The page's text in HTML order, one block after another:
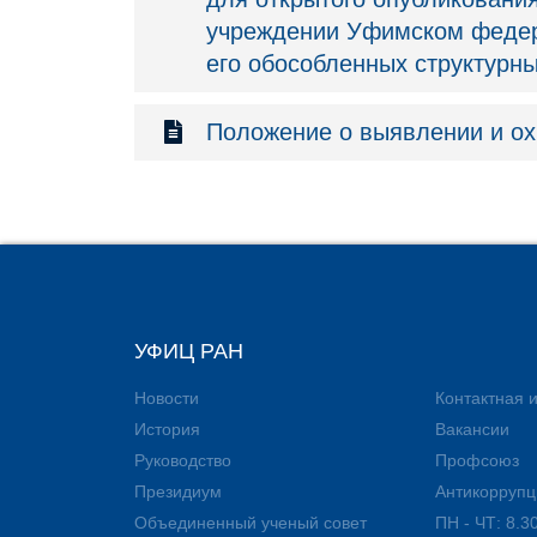
учреждении Уфимском
его обособленных
Положение о выявлении и
УФИЦ РАН
Новости
История
Руководство
Президиум
Объединенный ученый совет
Контактная
Вакансии
Профсоюз
ПН - ЧТ: